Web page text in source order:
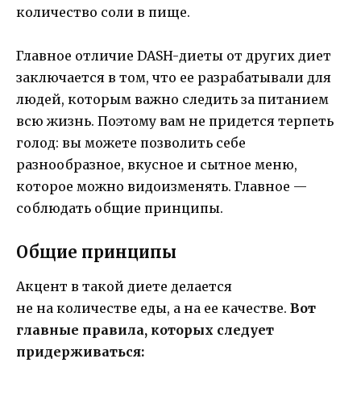
количество соли в пище.
Главное отличие DASH-диеты от других диет
заключается в том, что ее разрабатывали для
людей, которым важно следить за питанием
всю жизнь. Поэтому вам не придется терпеть
голод: вы можете позволить себе
разнообразное, вкусное и сытное меню,
которое можно видоизменять. Главное —
соблюдать общие принципы.
Общие принципы
Акцент в такой диете делается
не на количестве еды, а на ее качестве. Вот
главные правила, которых следует
придерживаться: